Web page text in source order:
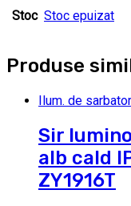
Stoc Stoc epuizat
Produse
Ilum. de
Sir
alb cald
ZY1916T